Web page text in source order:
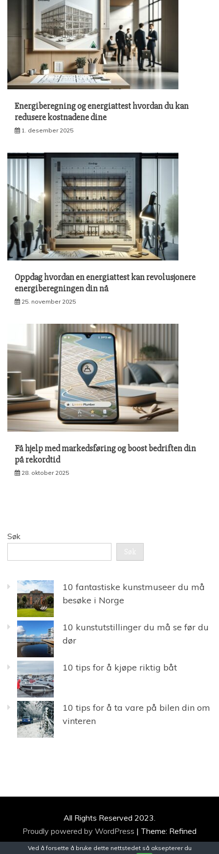
Energiberegning og energiattest hvordan du kan
redusere kostnadene dine
1. desember 2025
Oppdag hvordan en energiattest kan revolusjonere
energiberegningen din nå
25. november 2025
Få hjelp med markedsføring og boost bedriften din
på rekordtid
28. oktober 2025
Søk
Søk
10 fantastiske kunstmuseer du må
besøke i Norge
10 kunstutstillinger du må se før du
dør
10 tips for å kjøpe riktig båt
10 tips for å ta vare på bilen din om
vinteren
All Rights Reserved 2023.
Proudly powered by WordPress | Theme: Refined
Magazine byCandid Themes.
Ved å forsette å bruke dette nettstedet så aksepterer du